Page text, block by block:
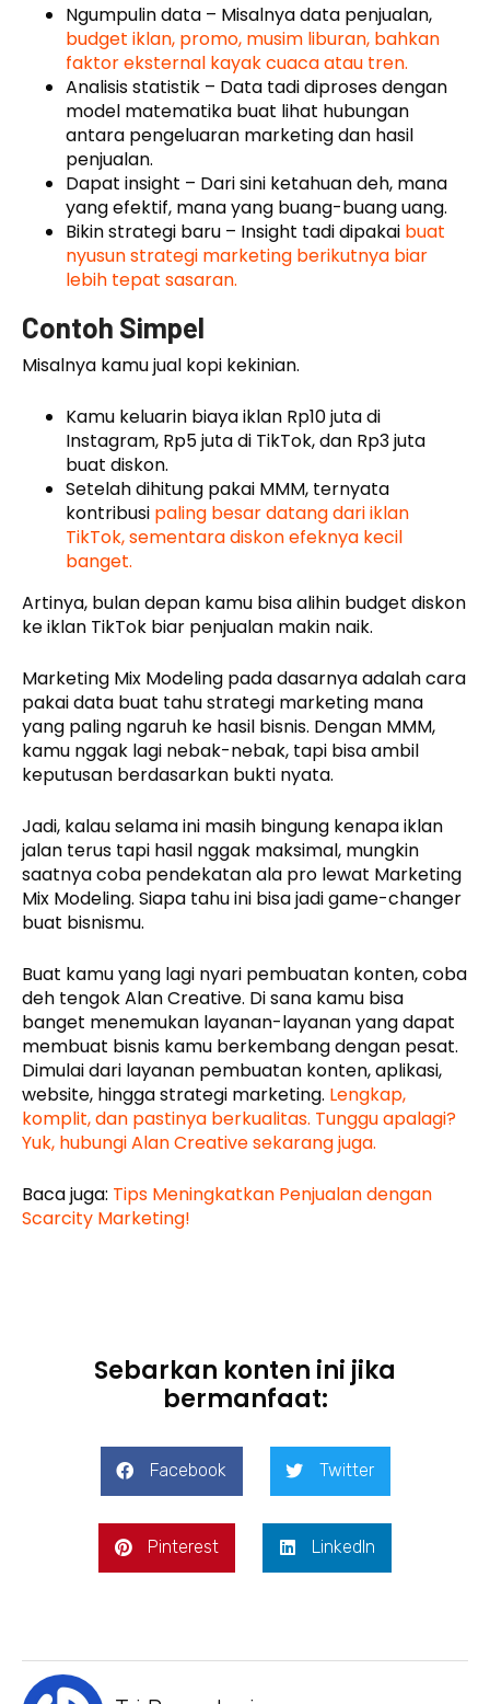
Ngumpulin data – Misalnya data penjualan,
budget iklan, promo, musim liburan, bahkan
faktor eksternal kayak cuaca atau tren.
Analisis statistik – Data tadi diproses dengan
model matematika buat lihat hubungan
antara pengeluaran marketing dan hasil
penjualan.
Dapat insight – Dari sini ketahuan deh, mana
yang efektif, mana yang buang-buang uang.
Bikin strategi baru – Insight tadi dipakai buat
nyusun strategi marketing berikutnya biar
lebih tepat sasaran.
Contoh Simpel
Misalnya kamu jual kopi kekinian.
Kamu keluarin biaya iklan Rp10 juta di
Instagram, Rp5 juta di TikTok, dan Rp3 juta
buat diskon.
Setelah dihitung pakai MMM, ternyata
kontribusi paling besar datang dari iklan
TikTok, sementara diskon efeknya kecil
banget.
Artinya, bulan depan kamu bisa alihin budget diskon
ke iklan TikTok biar penjualan makin naik.
Marketing Mix Modeling pada dasarnya adalah cara
pakai data buat tahu strategi marketing mana
yang paling ngaruh ke hasil bisnis. Dengan MMM,
kamu nggak lagi nebak-nebak, tapi bisa ambil
keputusan berdasarkan bukti nyata.
Jadi, kalau selama ini masih bingung kenapa iklan
jalan terus tapi hasil nggak maksimal, mungkin
saatnya coba pendekatan ala pro lewat Marketing
Mix Modeling. Siapa tahu ini bisa jadi game-changer
buat bisnismu.
Buat kamu yang lagi nyari pembuatan konten, coba
deh tengok Alan Creative. Di sana kamu bisa
banget menemukan layanan-layanan yang dapat
membuat bisnis kamu berkembang dengan pesat.
Dimulai dari layanan pembuatan konten, aplikasi,
website, hingga strategi marketing. Lengkap,
komplit, dan pastinya berkualitas. Tunggu apalagi?
Yuk, hubungi Alan Creative sekarang juga.
Baca juga: Tips Meningkatkan Penjualan dengan
Scarcity Marketing!
Sebarkan konten ini jika
bermanfaat:
Facebook Twitter
Pinterest LinkedIn